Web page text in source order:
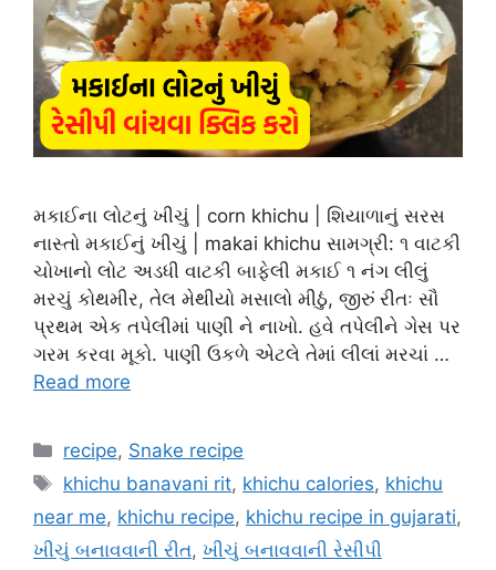
મકાઈના લોટનું ખીચું | corn khichu | શિયાળાનું સરસ
નાસ્તો મકાઈનું ખીચું | makai khichu સામગ્રી: ૧ વાટકી
ચોખાનો લોટ અડધી વાટકી બાફેલી મકાઈ ૧ નંગ લીલું
મરચું કોથમીર, તેલ મેથીયો મસાલો મીઠું, જીરું રીતઃ સૌ
પ્રથમ એક તપેલીમાં પાણી ને નાખો. હવે તપેલીને ગેસ પર
ગરમ કરવા મૂકો. પાણી ઉકળે એટલે તેમાં લીલાં મરચાં …
Read more
Categories
recipe, Snake recipe
Tags
khichu banavani rit, khichu calories, khichu
near me, khichu recipe, khichu recipe in gujarati,
ખીચું બનાવવાની રીત, ખીચું બનાવવાની રેસીપી